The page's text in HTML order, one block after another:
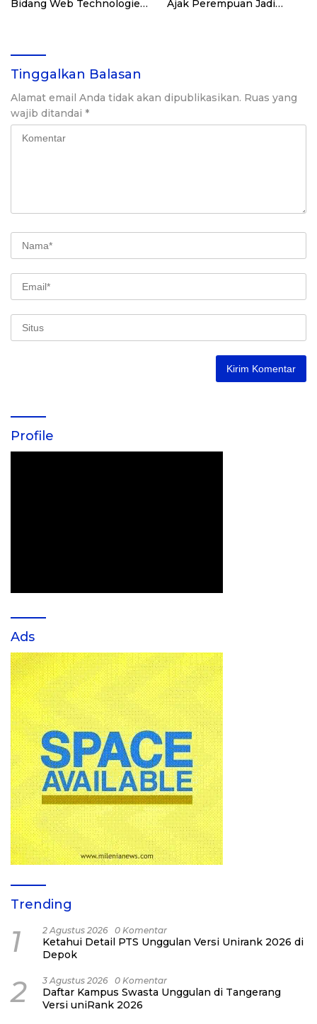
Bidang Web Technologies
Ajak Perempuan Jadi
Tinggalkan Balasan
Alamat email Anda tidak akan dipublikasikan. Ruas yang
wajib ditandai *
Profile
Ads
Trending
1 2 Agustus 2026 0 Komentar
Ketahui Detail PTS Unggulan Versi Unirank 2026 di
Depok
2 3 Agustus 2026 0 Komentar
Daftar Kampus Swasta Unggulan di Tangerang
Versi uniRank 2026